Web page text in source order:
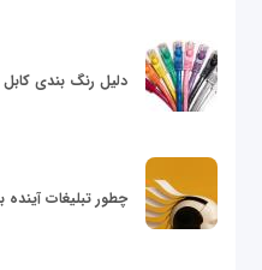
دلیل رنگ بندی
چطور تبلیغات